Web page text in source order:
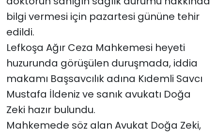
bilgi vermesi için pazartesi gününe tehir
edildi.
Lefkoşa Ağır Ceza Mahkemesi heyeti
huzurunda görüşülen duruşmada, iddia
makamı Başsavcılık adına Kıdemli Savcı
Mustafa İldeniz ve sanık avukatı Doğa
Zeki hazır bulundu.
Mahkemede söz alan Avukat Doğa Zeki,